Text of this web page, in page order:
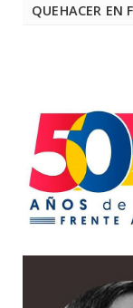
QUEHACER EN